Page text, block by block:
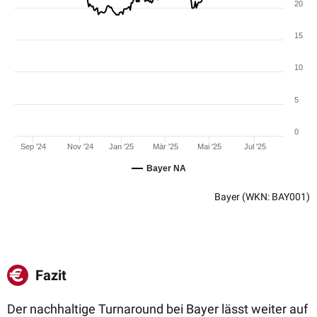
Bayer NA
Sep '24 Nov '24 Jan '25 Mär '25 Mai '25 Jul '25
0
5
10
15
20
Bayer (WKN: BAY001)
Fazit
Der nachhaltige Turnaround bei Bayer lässt weiter auf